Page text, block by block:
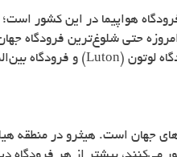
هواپیما در این کشور است؛
حتی شلوغ‌ترین فرودگاه
لوتون (Luton) و فرودگاه
جهان است. هیثرو در منطقه